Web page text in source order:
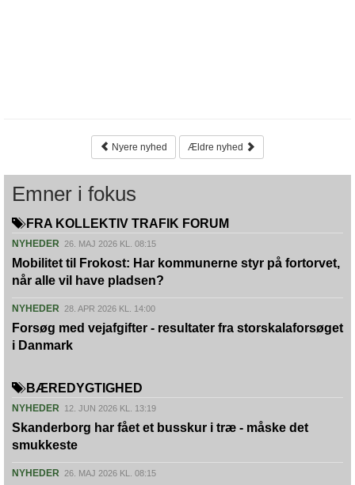
Nyere nyhed Ældre nyhed
Emner i fokus
FRA KOLLEKTIV TRAFIK FORUM
NYHEDER 26. MAJ 2026 KL. 08:15
Mobilitet til Frokost: Har kommunerne styr på fortorvet,
når alle vil have pladsen?
NYHEDER 28. APR 2026 KL. 14:00
Forsøg med vejafgifter - resultater fra storskalaforsøget
i Danmark
BÆREDYGTIGHED
NYHEDER 12. JUN 2026 KL. 13:19
Skanderborg har fået et busskur i træ - måske det
smukkeste
NYHEDER 26. MAJ 2026 KL. 08:15